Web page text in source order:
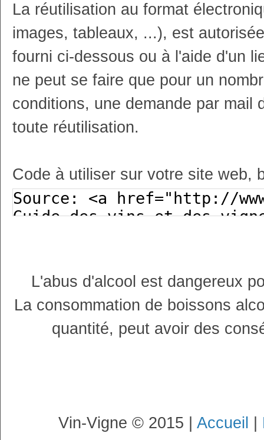
La réutilisation au format
images, tableaux, ...), est
fourni ci-dessous ou à l'aide d'un
ne peut se faire que pour un
conditions, une demande par mail
toute réutilisation.
Code à utiliser sur votre site web,
L'abus d'alcool est dangereux
La consommation de boissons
quantité, peut avoir des
Vin-Vigne © 2015 | Accueil